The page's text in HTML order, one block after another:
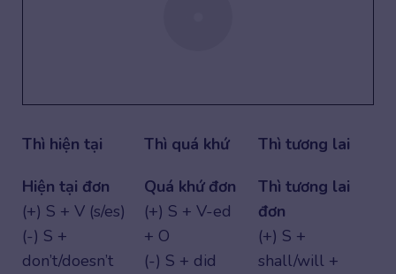
Thì hiện tại Thì quá khứ
Thì tương lai
Hiện tại đơn
(+) S + V (s/es)
(-) S +
don’t/doesn’t
Quá khứ đơn
(+) S + V-ed
+ O
(-) S + did
Thì tương lai
đơn
(+) S +
shall/will +